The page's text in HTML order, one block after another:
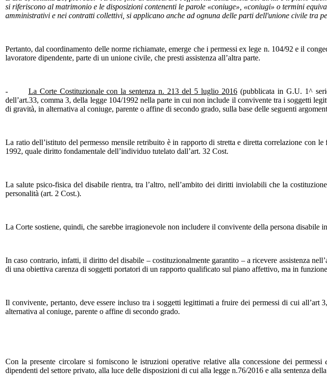
si riferiscono al matrimonio e le disposizioni contenenti le parole «coniuge», «coniugi» o termini
amministrativi e nei contratti collettivi, si applicano anche ad ognuna delle parti dell'unione civile tra
Pertanto, dal coordinamento delle norme richiamate, emerge che i permessi ex lege n. 104/92 e il
lavoratore dipendente, parte di un unione civile, che presti assistenza all’altra parte.
- La Corte Costituzionale con la sentenza n. 213 del 5 luglio 2016 (pubblicata in G.U. 1^
dell’art.33, comma 3, della legge 104/1992 nella parte in cui non include il convivente tra i soggetti
di gravità, in alternativa al coniuge, parente o affine di secondo grado, sulla base delle seguenti
La ratio dell’istituto del permesso mensile retribuito è in rapporto di stretta e diretta correlazione con
1992, quale diritto fondamentale dell’individuo tutelato dall’art. 32 Cost.
La salute psico-fisica del disabile rientra, tra l’altro, nell’ambito dei diritti inviolabili che la
personalità (art. 2 Cost.).
La Corte sostiene, quindi, che sarebbe irragionevole non includere il convivente della persona
In caso contrario, infatti, il diritto del disabile – costituzionalmente garantito – a ricevere assistenza
di una obiettiva carenza di soggetti portatori di un rapporto qualificato sul piano affettivo, ma in
Il convivente, pertanto, deve essere incluso tra i soggetti legittimati a fruire dei permessi di cui
alternativa al coniuge, parente o affine di secondo grado.
Con la presente circolare si forniscono le istruzioni operative relative alla concessione dei permessi
dipendenti del settore privato, alla luce delle disposizioni di cui alla legge n.76/2016 e alla sentenza